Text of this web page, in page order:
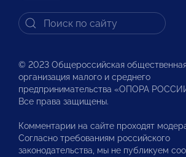
© 2023 Общероссийская
организация малого и среднего
предпринимательства «ОПОРА
Все права защищены.
Комментарии на сайте проходят
Согласно требованиям российского
законодательства, мы не публикуем